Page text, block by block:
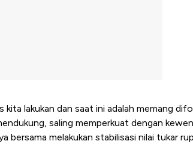
lakukan dan saat ini adalah memang
saling memperkuat dengan
bersama melakukan stabilisasi nilai tukar